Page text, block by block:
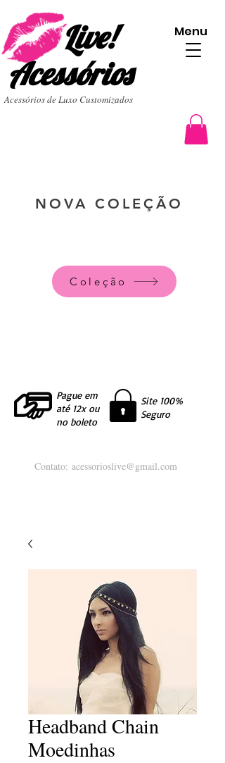
Live!
Acessórios
Acessórios de Luxo Customizados
NOVA COLEÇÃO
Menu
Coleção
Pague em
até 12x ou
no boleto
Site 100%
Seguro
Contato: acessorioslive@gmail.com
Headband Chain
Moedinhas